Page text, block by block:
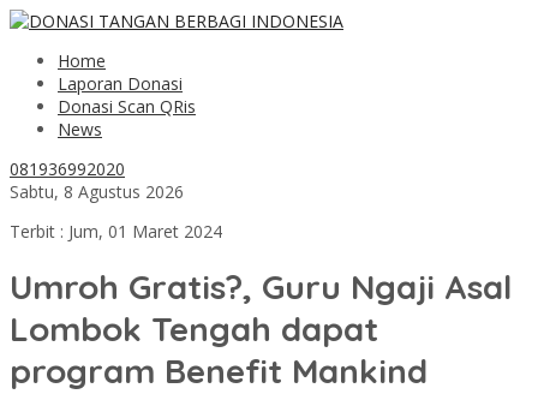
Home
Laporan Donasi
Donasi Scan QRis
News
081936992020
Sabtu, 8 Agustus 2026
Terbit : Jum, 01 Maret 2024
Umroh Gratis?, Guru Ngaji Asal
Lombok Tengah dapat
program Benefit Mankind